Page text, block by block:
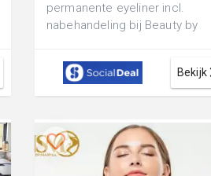
permanente eyeliner incl.
nabehandeling bij Beauty by
wenkbrauwbehandelin...
Bekijk